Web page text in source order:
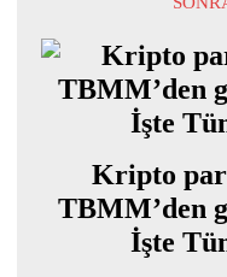
Kripto
TBMM’den
İşte